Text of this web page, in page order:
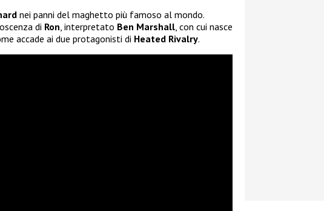
nei panni del maghetto più famoso al mondo.
di Ron, interpretato Ben Marshall, con cui nasce
accade ai due protagonisti di Heated Rivalry.